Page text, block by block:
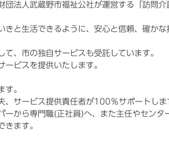
法人武蔵野市福祉公社が運営する「訪問介
きと生活できるように、安心と信頼、確かな
、市の独自サービスも受託しています。
ビスを提供いたします。
す。
、サービス提供責任者が100％サポートしま
ーから専門職(正社員)へ、また主任やセンタ
きます。